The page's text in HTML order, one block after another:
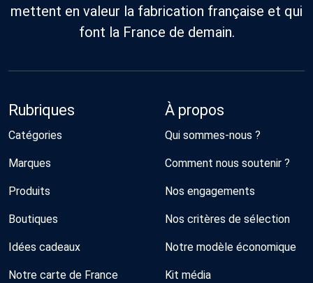
mettent en valeur la fabrication française et qui
font la France de demain.
Rubriques
Catégories
Marques
Produits
Boutiques
Idées cadeaux
Notre carte de France
À propos
Qui sommes-nous ?
Comment nous soutenir ?
Nos engagements
Nos critères de sélection
Notre modèle économique
Kit média